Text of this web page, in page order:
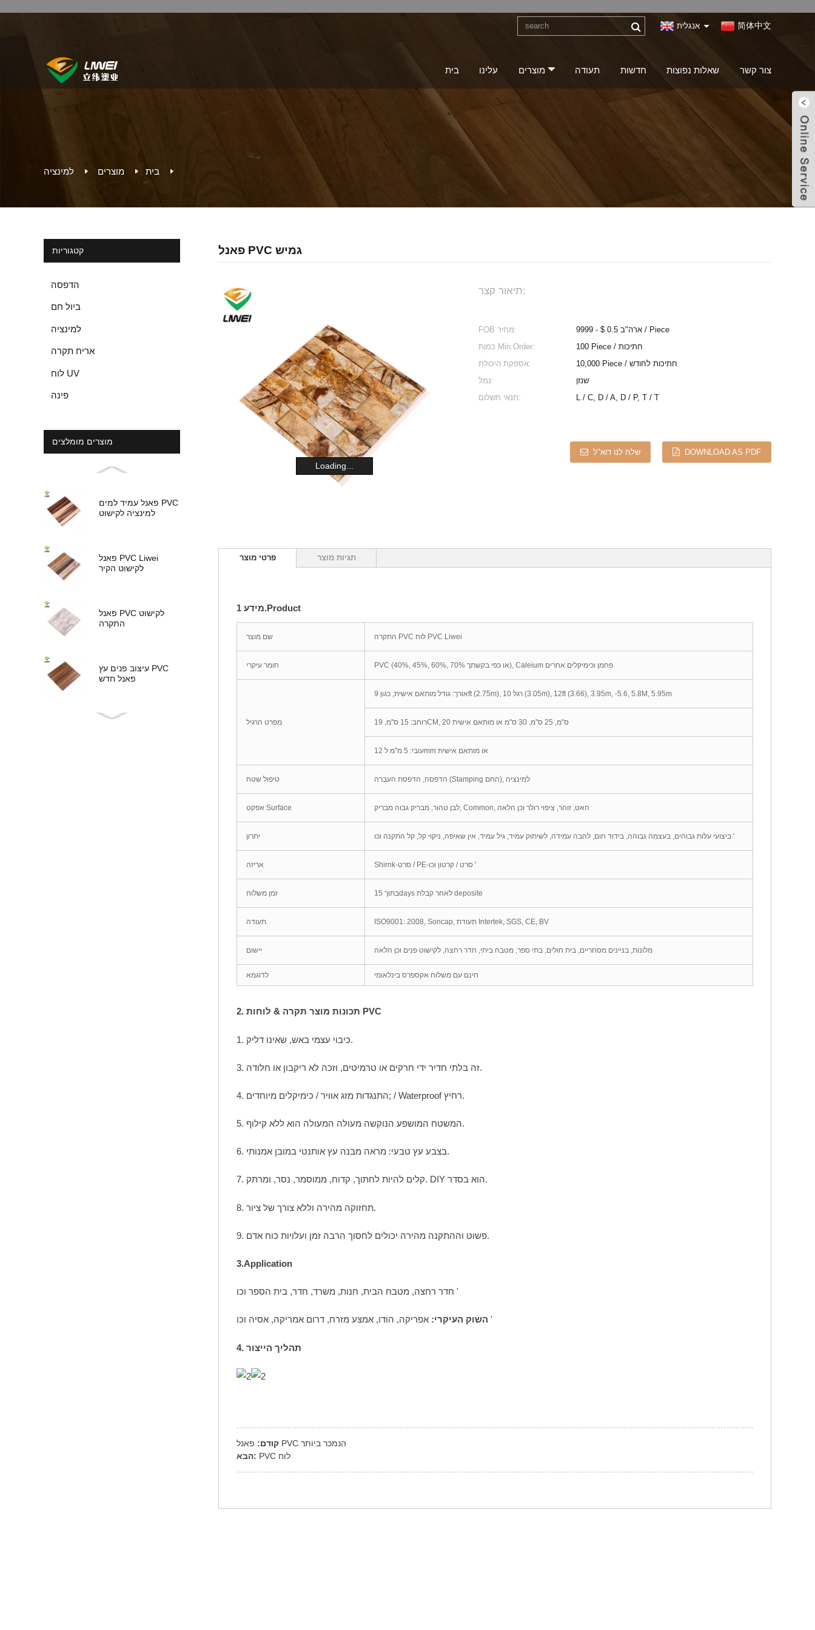
אנגלית 简体中文
בית עלינו מוצרים תעודה חדשות שאלות נפוצות צור קשר
בית מוצרים למינציה
קטגוריות
הדפסה
ביול חם
למינציה
אריח תקרה
לוח UV
פינה
מוצרים מומלצים
פאנל עמיד למים PVC
למינציה לקישוט
פאנל PVC Liwei
לקישוט הקיר
פאנל PVC לקישוט
התקרה
עיצוב פנים עץ PVC
פאנל חדש
פאנל PVC גמיש
Loading...
תיאור קצר:
FOB מחיר:
ארה"ב 0.5 $ - 9999 / Piece
כמות Min.Order:
100 Piece / חתיכות
אספקת היכולת:
10,000 Piece / חתיכות לחודש
נמל:
שנזן
תנאי תשלום:
L / C, D / A, D / P, T / T
שלח לנו דוא"ל DOWNLOAD AS PDF
פרטי מוצר תגיות מוצר
מידע 1.Product
שם מוצר התקרה PVC לוח PVC Liwei
חומר עיקרי PVC (40%, 45%, 60%, 70% או כפי בקשתך), Caleium פחמן וכימיקלים אחרים
מפרט הרגיל
אורך: גודל מותאם אישית, כגון 9ft (2.75m), 10 רגל (3.05m), 12ft (3.66), 3.95m, -5.6, 5.8M, 5.95m
רוחב: 15 ס"מ, 19CM, 20 ס"מ, 25 ס"מ, 30 ס"מ או מותאם אישית
עובי: 5 מ"מ ל 12mm או מותאם אישית
טיפול שטח הדפסה, הדפסת העברה (Stamping החם), למינציה
אפקט Surface לבן טהור, מבריק גבוה מבריק, Common, האט, זוהר, ציפוי רולר וכן הלאה
יתרון ביצועי עלות גבוהים, בעצמה גבוהה, בידוד חום, להבה עמידה, לשיתוק עמיד, גיל עמיד, אין שאיפה, ניקוי קל, קל התקנה וכו '
אריזה Shirnk-סרט / PE-סרט / קרטון וכו '
זמן משלוח בתוך 15days לאחר קבלת deposite
תעודה ISO9001: 2008, Soncap, תעודת Intertek, SGS, CE, BV
יישום מלונות, בניינים מסחריים, בית חולים, בתי ספר, מטבח ביתי, חדר רחצה, לקישוט פנים וכן הלאה
לדוגמא חינם עם משלוח אקספרס בינלאומי
2. תכונות מוצר תקרה & לוחות PVC
1. כיבוי עצמי באש, שאינו דליק.
3. זה בלתי חדיר ידי חרקים או טרמיטים, וזכה לא ריקבון או חלודה.
4. התנגדות מזג אוויר / כימיקלים מיוחדים; / Waterproof רחיץ.
5. המשטח המושפע הנוקשה מעולה המעולה הוא ללא קילוף.
6. בצבע עץ טבעי: מראה מבנה עץ אותנטי במובן אמנותי.
7. קלים להיות לחתוך, קדוח, ממוסמר, נסר, ומרתק. DIY הוא בסדר.
8. תחזוקה מהירה וללא צורך של ציור.
9. פשוט וההתקנה מהירה יכולים לחסוך הרבה זמן ועלויות כוח אדם.
3.Application
חדר רחצה, מטבח הבית, חנות, משרד, חדר, בית הספר וכו '
השוק העיקרי: אפריקה, הודו, אמצע מזרח, דרום אמריקה, אסיה וכו '
4. תהליך הייצור
קודם:
פאנל PVC הנמכר ביותר
הבא:
PVC לוח